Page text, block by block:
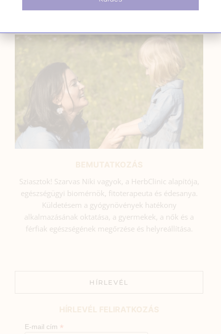
Sziasztok! Szarvas Niki vagyok, a HerbClinic alapítója,
egészségügyi biomérnök, fitoterapeuta és édesanya.
Küldetésem a gyógynövények hatékony
alkalmazásának oktatása, a gyermekek, a nők és a
férfiak egészségének megőrzése és helyreállítása.
HÍRLEVÉL
E-mail cím *